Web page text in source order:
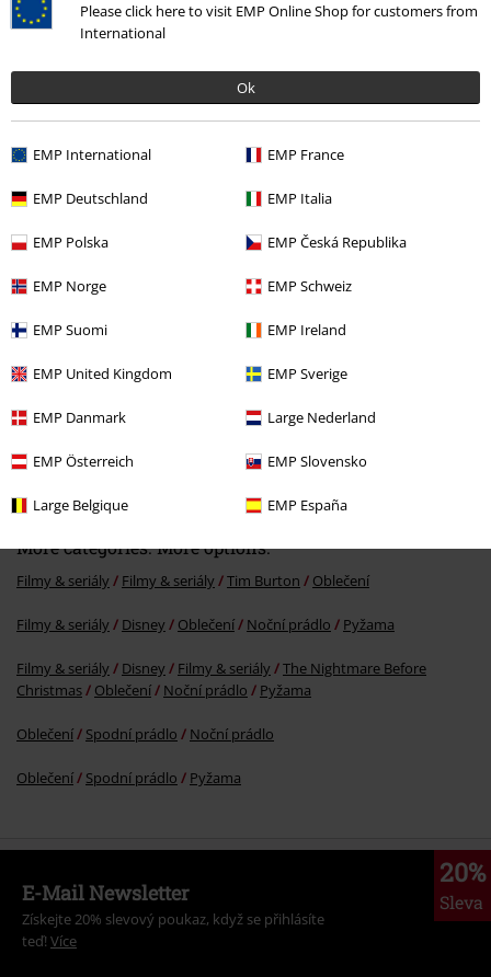
Please click here to visit EMP Online Shop for customers from
International
Ok
EMP International EMP France
EMP Deutschland EMP Italia
EMP Polska EMP Česká Republika
EMP Norge EMP Schweiz
EMP Suomi EMP Ireland
EMP United Kingdom EMP Sverige
EMP Danmark Large Nederland
EMP Österreich EMP Slovensko
Large Belgique EMP España
Kč 1.089,00
More categories. More options.
Filmy & seriály Filmy & seriály Tim Burton Oblečení
Filmy & seriály Disney Oblečení Noční prádlo Pyžama
Filmy & seriály Disney Filmy & seriály
The Nightmare Before
Christmas
Oblečení Noční prádlo Pyžama
Oblečení Spodní prádlo Noční prádlo
Oblečení Spodní prádlo Pyžama
20%
Sleva
E-Mail Newsletter
Získejte 20% slevový poukaz, když se přihlásíte
teď! Více